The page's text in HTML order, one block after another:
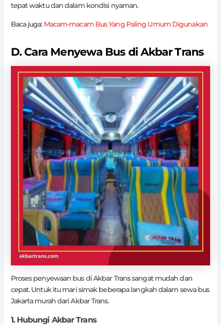
tepat waktu dan dalam kondisi nyaman.
Baca juga: Macam-macam Bus Yang Paling Umum Digunakan
D. Cara Menyewa Bus di Akbar Trans
Proses penyewaan bus di Akbar Trans sangat mudah dan
cepat. Untuk itu mari simak beberapa langkah dalam sewa bus
Jakarta murah dari Akbar Trans.
1. Hubungi Akbar Trans